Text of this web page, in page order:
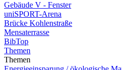
Gebäude V - Fenster
uniSPORT-Arena
Brücke Kohlenstraße
Mensaterrasse
BibTop
Themen
Themen